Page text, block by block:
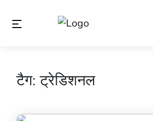
टैग:ट्रेडिशनल